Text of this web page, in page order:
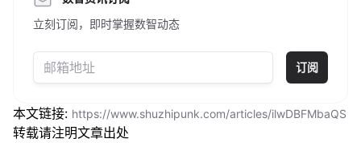
立刻订阅，即时掌握数智动态
订阅
本文链接: https://www.shuzhipunk.com/articles/ilwDBFMbaQS
转载请注明文章出处